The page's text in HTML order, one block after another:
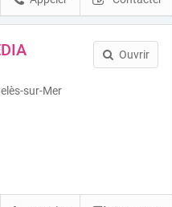
sur-Mer
Ouvrir